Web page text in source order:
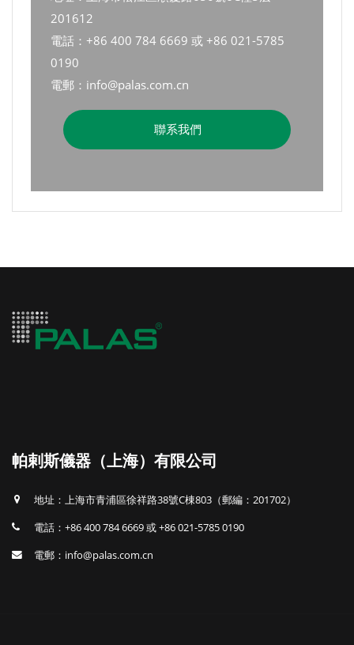
201612
電話：+86 400 784 6669 或 +86 021-5785
0190
電郵：info@palas.com.cn
聯系我們
帕剌斯儀器（上海）有限公司
地址：上海市青浦區徐祥路38號C棟803（郵編：201702）
電話：+86 400 784 6669 或 +86 021-5785 0190
電郵：info@palas.com.cn